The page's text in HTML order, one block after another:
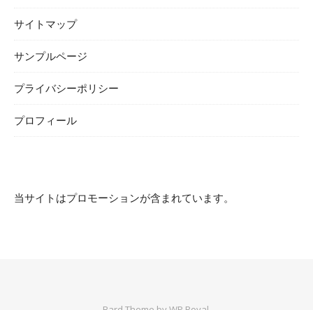
サイトマップ
サンプルページ
プライバシーポリシー
プロフィール
当サイトはプロモーションが含まれています。